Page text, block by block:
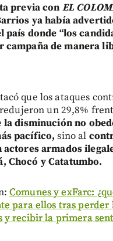
previa con EL
ya había
país donde “los
campaña de manera
que los ataques
un 29,8%
la disminución no
pacífico,sino al
actores armados
Chocó y Catatumbo.
Comunes y exFarc:
para ellos tras perder
y recibir la primera